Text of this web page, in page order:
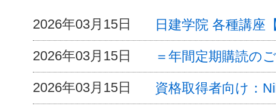
2026年03月15日 日建学院 各種講座
2026年03月15日 ＝年間定期購読の
2026年03月15日 資格取得者向け：